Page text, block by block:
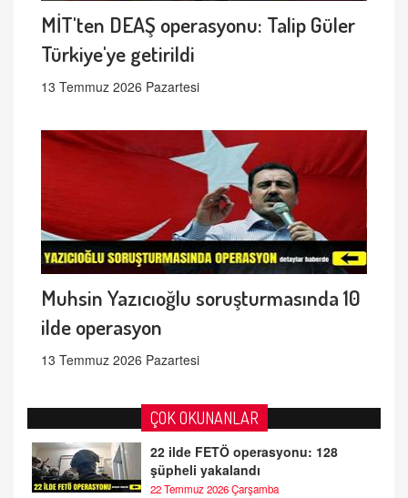
MİT'ten DEAŞ operasyonu: Talip Güler
Türkiye'ye getirildi
13 Temmuz 2026 Pazartesi
Muhsin Yazıcıoğlu soruşturmasında 10
ilde operasyon
13 Temmuz 2026 Pazartesi
ÇOK OKUNANLAR
22 ilde FETÖ operasyonu: 128
şüpheli yakalandı
22 Temmuz 2026 Çarşamba